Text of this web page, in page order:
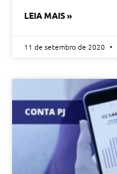
LEIA MAIS »
11 de setembro de 2020